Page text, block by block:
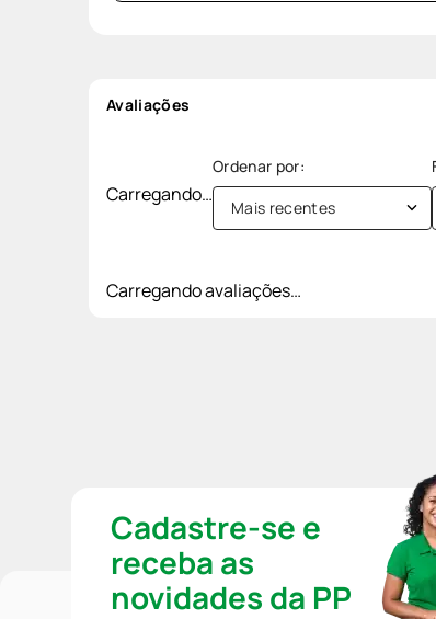
Avaliações
Carregando…
Mais recentes
Carregando avaliações…
Cadastre-se e
receba as
novidades da PP